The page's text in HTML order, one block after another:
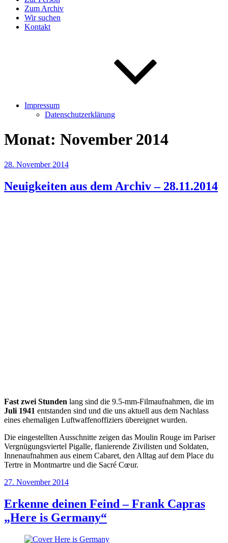
Zum Archiv
Wir suchen
Kontakt
Impressum
Datenschutzerklärung
Monat: November 2014
Veröffentlicht
28. November 2014
Neuigkeiten aus dem Archiv – 28.11.2014
Fast zwei Stunden lang sind die 9.5-mm-Filmaufnahmen, die im
Juli 1941 entstanden sind und die uns aktuell aus dem Nachlass
eines ehemaligen Luftwaffenoffiziers übereignet wurden.
Die eingestellten Ausschnitte zeigen das Moulin Rouge im Pariser
Vergnügungsviertel Pigalle, flanierende Zivilisten und Soldaten,
Innenaufnahmen aus einem Cabaret, den Alltag auf dem Place du
Tertre in Montmartre und die Sacré Cœur.
Veröffentlicht
27. November 2014
Erkenne deinen Feind – Frank Capras
„Here is Germany“